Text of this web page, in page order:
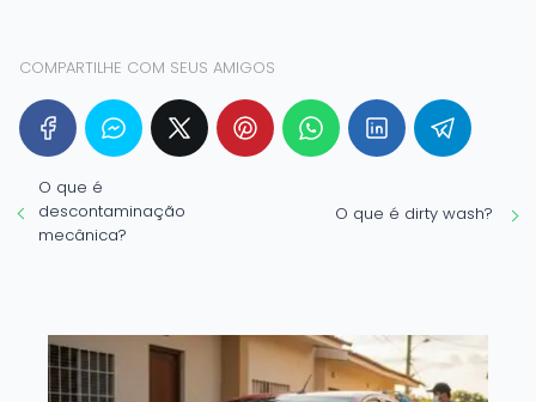
COMPARTILHE COM SEUS AMIGOS
O que é
descontaminação
mecânica?
O que é dirty wash?